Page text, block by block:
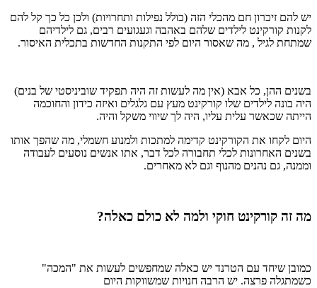
יש להם זיכרון חם מהכלי הזה (כולל נפילות ותחרויות) ולכן כל כך קל להם
לקנות קורקינט לילדים שלהם באהבה וגעגועים רבים, גם לילדיהם
שמתחת לגיל , מה שאסור היום לפי התקנות החדשות בתכלית האיסור.
בשנים ההן, כל אבא (אין מה לעשות זה היה תפקיד שוביניסטי של בנים)
היה בונה לילדים שלו קורקינט מעץ עם גלגלים ואיזה כידון והחוכמה
הייתה שכאשר עלית עליו, היה לך שיווי משקל והיה.
היום לקחו את הקורקינט קדימה למתכות ולמנוע חשמלי, מה שהפך אותו
בשנים האחרונות לכלי תחבורה לכל דבר, אתו אנשים נוסעים לעבודה
וממנה, גם נהנים מהנוף וגם לא מאחרים.
מה זה קורקינט חוקי ולמה לא כולם כאלה?
כמובן שיחד עם הטרנד יש כאלה שמחפשים לעשות את "המכה"
כשמתגלה פרצה. יש הרבה חנויות שמשווקות היום